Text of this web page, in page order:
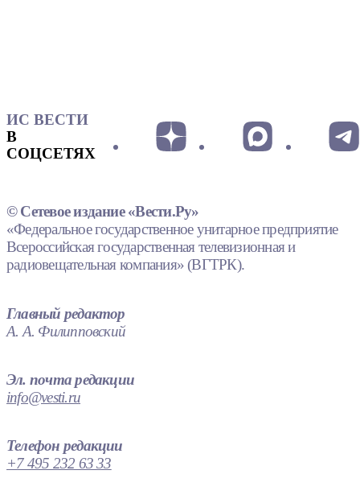
ИС ВЕСТИ
В
СОЦСЕТЯХ
© Сетевое издание «Вести.Ру»
«Федеральное государственное унитарное предприятие
Всероссийская государственная телевизионная и
радиовещательная компания» (ВГТРК).
Главный редактор
А. А. Филипповский
Эл. почта редакции
info@vesti.ru
Телефон редакции
+7 495 232 63 33